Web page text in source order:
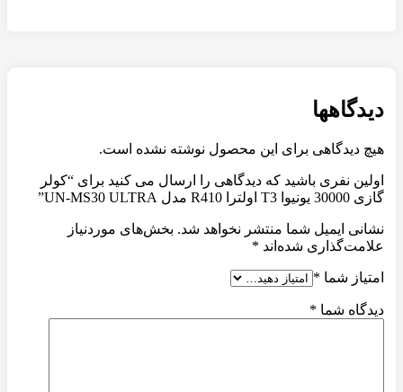
دیدگاهها
هیچ دیدگاهی برای این محصول نوشته نشده است.
اولین نفری باشید که دیدگاهی را ارسال می کنید برای “کولر
گازی 30000 یونیوا T3 اولترا R410 مدل UN-MS30 ULTRA”
نشانی ایمیل شما منتشر نخواهد شد. بخش‌های موردنیاز
علامت‌گذاری شده‌اند *
امتیاز شما *
دیدگاه شما *